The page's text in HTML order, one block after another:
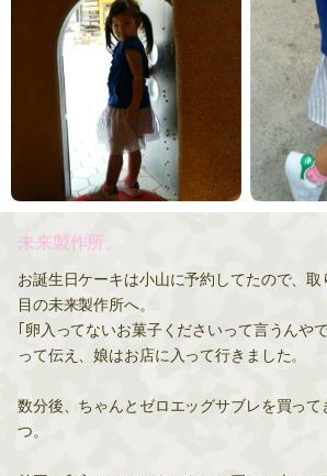
未来製作所。
お誕生日ケーキは小山に予約してたので、取
目の未来製作所へ。
｢卵入ってないお菓子くださいって言うんや
って伝え、娘はお店に入って行きました。
数分後、ちゃんとゼロエッグサブレを買って
つ。